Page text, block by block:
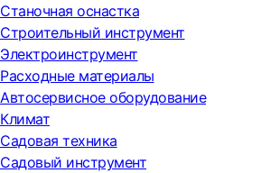
Станочная оснастка
Строительный инструмент
Электроинструмент
Расходные материалы
Автосервисное оборудование
Климат
Садовая техника
Садовый инструмент